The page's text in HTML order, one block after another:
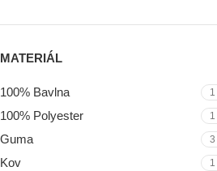
MATERIÁL
100% Bavlna 1
100% Polyester 1
Guma 3
Kov 1